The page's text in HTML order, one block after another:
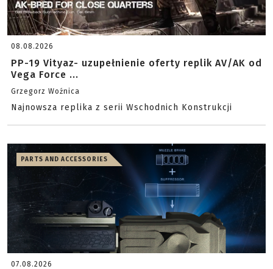
08.08.2026
PP-19 Vityaz- uzupełnienie oferty replik AV/AK od
Vega Force ...
Grzegorz Woźnica
Najnowsza replika z serii Wschodnich Konstrukcji
PARTS AND ACCESSORIES
07.08.2026